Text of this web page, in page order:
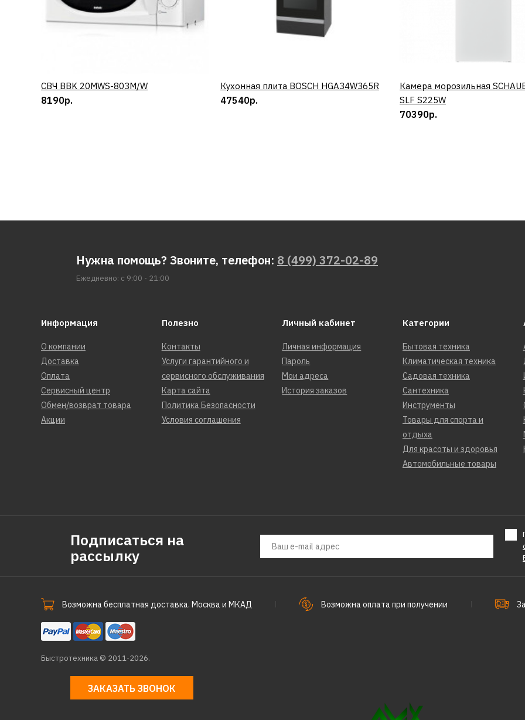
КУПИТЬ
СВЧ BBK 20MWS-803M/W
8190р.
КУПИТЬ
Кухонная плита BOSCH HGA34W365R
47540р.
КУПИТЬ
Камера морозильная
SLF S225W
70390р.
Нужна помощь? Звоните, телефон: 8 (499) 372-02-89
Ежедневно: с 9:00 - 21:00
Информация
О компании
Доставка
Оплата
Сервисный центр
Обмен/возврат товара
Акции
Полезно
Контакты
Услуги гарантийного и
сервисного обслуживания
Карта сайта
Политика Безопасности
Условия соглашения
Личный кабинет
Личная информация
Пароль
Мои адреса
История заказов
Категории
Бытовая техника
Климатическая техника
Садовая техника
Сантехника
Инструменты
Товары для спорта и
отдыха
Для красоты и здоровья
Автомобильные товары
Подписаться на
рассылку
Возможна бесплатная доставка. Москва и МКАД Возможна оплата при получении
Быстротехника © 2011-2026.
ЗАКАЗАТЬ ЗВОНОК